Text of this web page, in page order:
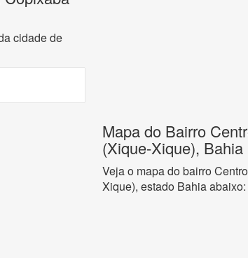
cidade de
Mapa do Bairro
(Xique-Xique), Bahia
Veja o mapa do bairro
Xique), estado Bahia abaixo: